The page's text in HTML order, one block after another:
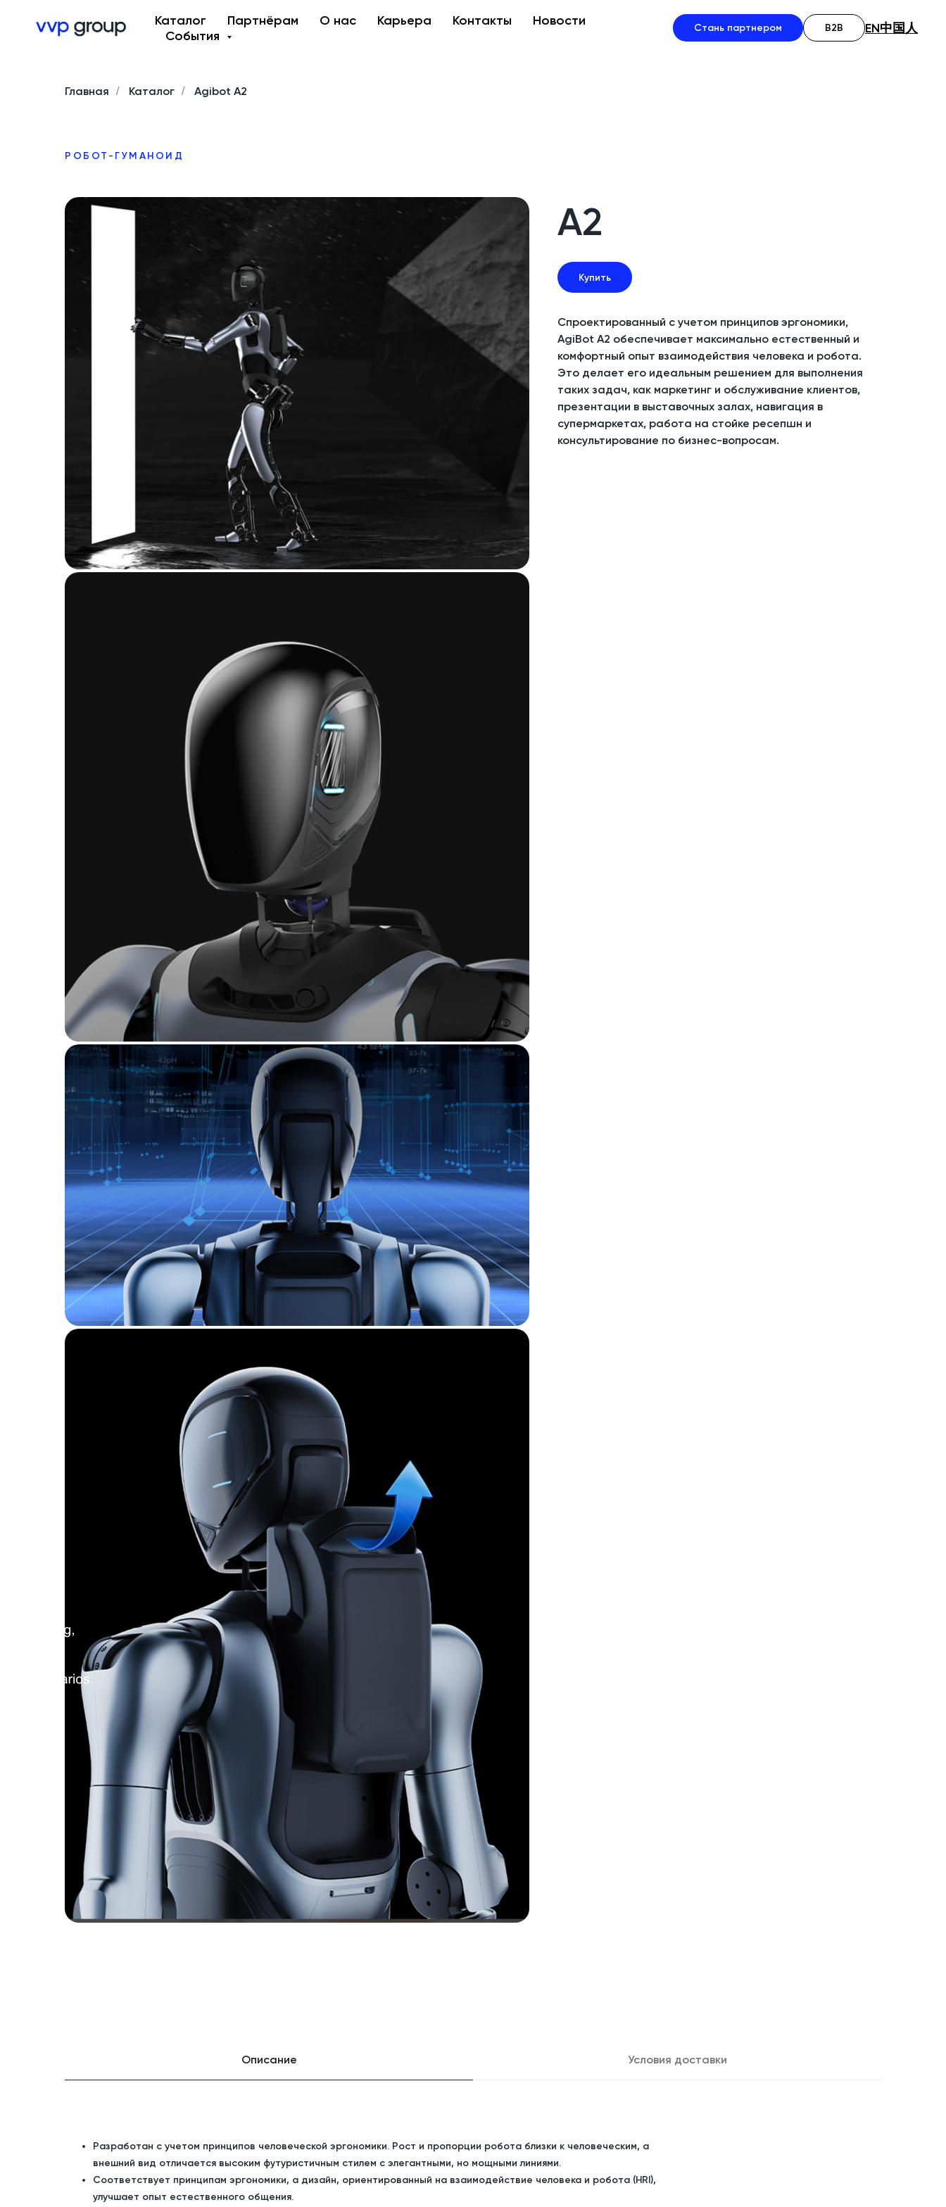
Каталог Партнёрам О нас Карьера Контакты
Новости
События
Стань партнером B2B EN中国人
Главная / Каталог / Agibot A2
РОБОТ-ГУМАНОИД
A2
Купить
Спроектированный с учетом принципов эргономики,
AgiBot A2 обеспечивает максимально естественный и
комфортный опыт взаимодействия человека и робота.
Это делает его идеальным решением для выполнения
таких задач, как маркетинг и обслуживание клиентов,
презентации в выставочных залах, навигация в
супермаркетах, работа на стойке ресепшн и
консультирование по бизнес-вопросам.
Описание Условия доставки
Разработан с учетом принципов человеческой эргономики. Рост и пропорции робота близки к человеческим, а
внешний вид отличается высоким футуристичным стилем с элегантными, но мощными линиями.
Соответствует принципам эргономики, а дизайн, ориентированный на взаимодействие человека и робота (HRI),
улучшает опыт естественного общения.